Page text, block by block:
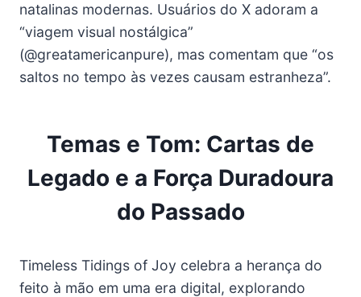
natalinas modernas. Usuários do X adoram a
“viagem visual nostálgica”
(@greatamericanpure), mas comentam que “os
saltos no tempo às vezes causam estranheza”.
Temas e Tom: Cartas de
Legado e a Força Duradoura
do Passado
Timeless Tidings of Joy celebra a herança do
feito à mão em uma era digital, explorando